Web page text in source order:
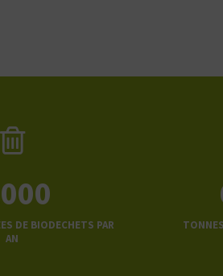
DE BIODECHETS PAR
AN